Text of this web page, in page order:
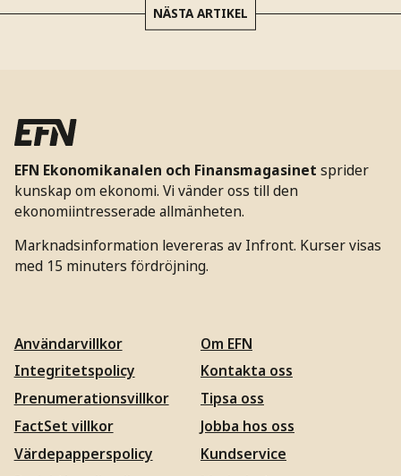
NÄSTA ARTIKEL
EFN Ekonomikanalen och Finansmagasinet sprider
kunskap om ekonomi. Vi vänder oss till den
ekonomiintresserade allmänheten.
Marknadsinformation levereras av Infront. Kurser visas
med 15 minuters fördröjning.
Användarvillkor
Integritetspolicy
Prenumerationsvillkor
FactSet villkor
Värdepapperspolicy
Om EFN
Kontakta oss
Tipsa oss
Jobba hos oss
Kundservice